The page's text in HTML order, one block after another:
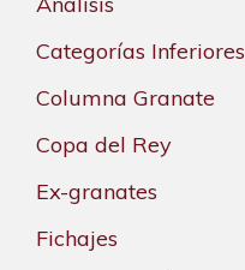
Categorías Inferiores
Columna Granate
Copa del Rey
Ex-granates
Fichajes